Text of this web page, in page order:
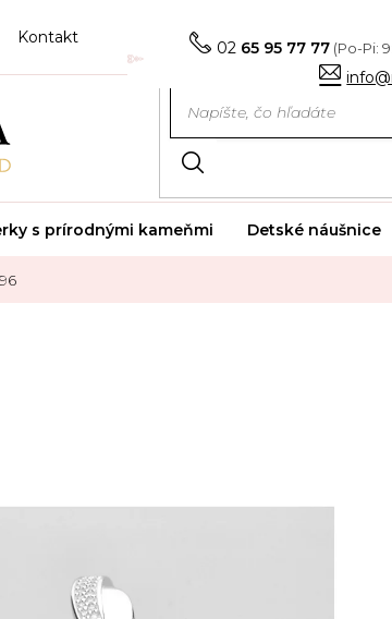
02 65 95 77 77
Kontakt
s prírodnými kameňmi Detské náušnice